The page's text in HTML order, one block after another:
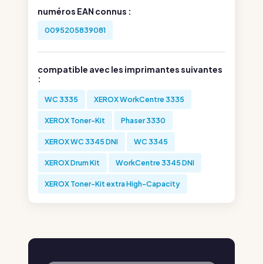
numéros EAN connus :
0095205839081
compatible avec les imprimantes suivantes
:
WC 3335 XEROX WorkCentre 3335
XEROX Toner-Kit Phaser 3330
XEROX WC 3345 DNI WC 3345
XEROX Drum Kit WorkCentre 3345 DNI
XEROX Toner-Kit extra High-Capacity